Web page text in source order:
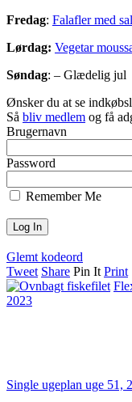
Fredag: Falafler med
Lørdag: Vegetar
Søndag: – Glædelig jul
Ønsker du at se
Så bliv medlem og få
Brugernavn
Password
Remember Me
Glemt kodeord
Tweet Share Pin It Print
2023
Single ugeplan uge 51,